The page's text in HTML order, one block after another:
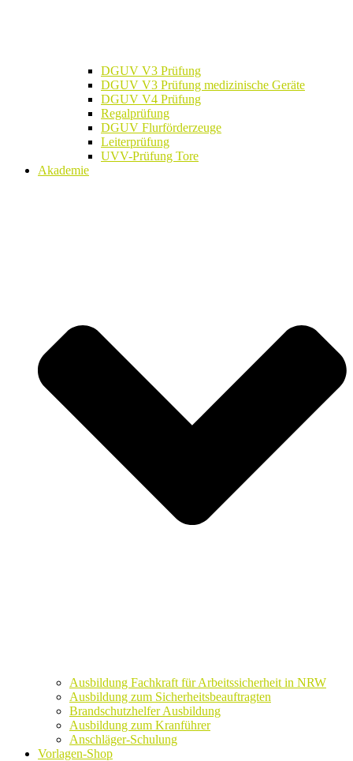
DGUV V3 Prüfung
DGUV V3 Prüfung medizinische Geräte
DGUV V4 Prüfung
Regalprüfung
DGUV Flurförderzeuge
Leiterprüfung
UVV-Prüfung Tore
Akademie
Ausbildung Fachkraft für Arbeitssicherheit in NRW
Ausbildung zum Sicherheitsbeauftragten
Brandschutzhelfer Ausbildung
Ausbildung zum Kranführer
Anschläger-Schulung
Vorlagen-Shop